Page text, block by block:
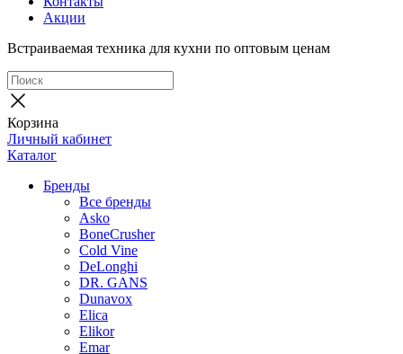
Акции
Встраиваемая техника для кухни по оптовым ценам
Корзина
Личный кабинет
Каталог
Бренды
Все бренды
Asko
BoneCrusher
Cold Vine
DeLonghi
DR. GANS
Dunavox
Elica
Elikor
Emar